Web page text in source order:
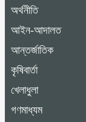
অর্থনীতি
আইন-আদালত
আন্তর্জাতিক
কৃষিবার্তা
খেলাধুলা
গণমাধ্যম